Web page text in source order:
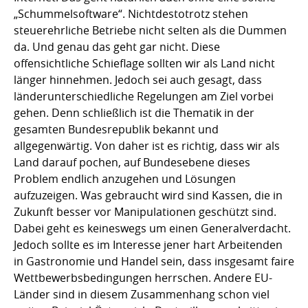
„Schummelsoftware“. Nichtdestotrotz stehen
steuerehrliche Betriebe nicht selten als die Dummen
da. Und genau das geht gar nicht. Diese
offensichtliche Schieflage sollten wir als Land nicht
länger hinnehmen. Jedoch sei auch gesagt, dass
länderunterschiedliche Regelungen am Ziel vorbei
gehen. Denn schließlich ist die Thematik in der
gesamten Bundesrepublik bekannt und
allgegenwärtig. Von daher ist es richtig, dass wir als
Land darauf pochen, auf Bundesebene dieses
Problem endlich anzugehen und Lösungen
aufzuzeigen. Was gebraucht wird sind Kassen, die in
Zukunft besser vor Manipulationen geschützt sind.
Dabei geht es keineswegs um einen Generalverdacht.
Jedoch sollte es im Interesse jener hart Arbeitenden
in Gastronomie und Handel sein, dass insgesamt faire
Wettbewerbsbedingungen herrschen. Andere EU-
Länder sind in diesem Zusammenhang schon viel